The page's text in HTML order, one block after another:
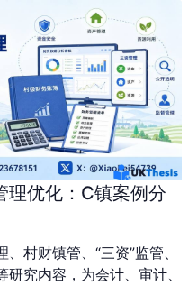
理优化：C镇案例分
村财镇管、“三资”监管、
究内容，为会计、审计、